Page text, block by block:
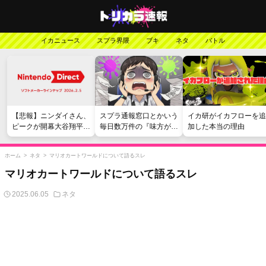
イカニュース スプラ界隈 ブキ ネタ バトル
【悲報】ニンダイさん、
ピークが開幕大谷翔平の
がっかりダイレクトだっ
たと言われてしまう
スプラ通報窓口とかいう
毎日数万件の『味方が弱
い』愚痴を読まされる苦
行
イカ研がイカフローを追
加した本当の理由
ホーム > ネタ > マリオカートワールドについて語るスレ
マリオカートワールドについて語るスレ
2025.06.05 ネタ